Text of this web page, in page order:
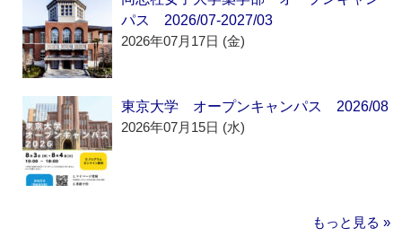
パス 2026/07-2027/03
2026年07月17日 (金)
東京大学 オープンキャンパス 2026/08
2026年07月15日 (水)
もっと見る »